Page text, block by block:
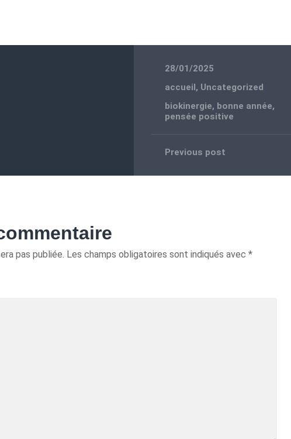
28/01/2025
accueil, Uncategorized
biokinergie, bonne année,
pensée positive
Previous post
pas publiée. Les champs obligatoires sont indiqués avec *